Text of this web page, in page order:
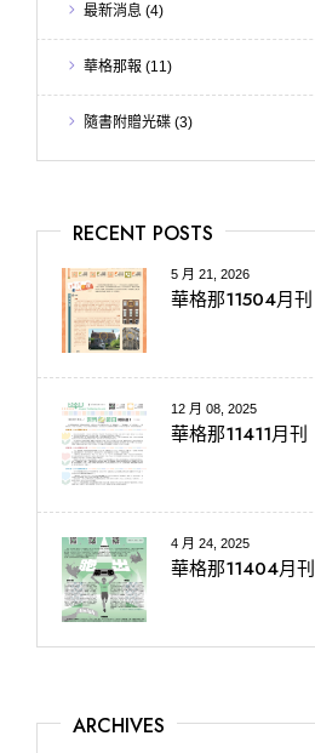
最新消息 (4)
華格那報 (11)
隨書附贈光碟 (3)
RECENT POSTS
5 月 21, 2026
華格那11504月刊
12 月 08, 2025
華格那11411月刊
4 月 24, 2025
華格那11404月刊
ARCHIVES